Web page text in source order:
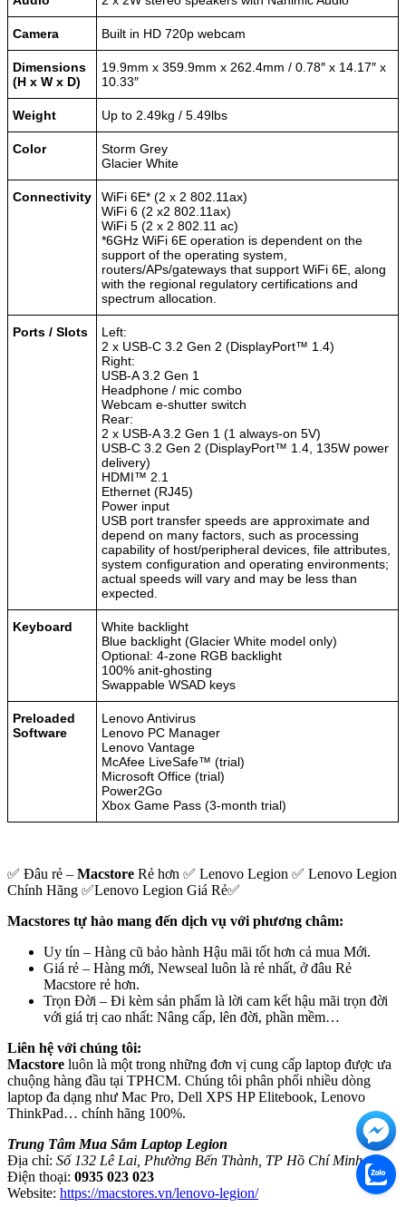
Camera Built in HD 720p webcam
Dimensions
(H x W x D)
19.9mm x 359.9mm x 262.4mm / 0.78″ x 14.17″ x
10.33″
Weight Up to 2.49kg / 5.49lbs
Color
Storm Grey
Glacier White
Connectivity
WiFi 6E* (2 x 2 802.11ax)
WiFi 6 (2 x2 802.11ax)
WiFi 5 (2 x 2 802.11 ac)
*6GHz WiFi 6E operation is dependent on the
support of the operating system,
routers/APs/gateways that support WiFi 6E, along
with the regional regulatory certifications and
spectrum allocation.
Ports / Slots
Left:
2 x USB-C 3.2 Gen 2 (DisplayPort™ 1.4)
Right:
USB-A 3.2 Gen 1
Headphone / mic combo
Webcam e-shutter switch
Rear:
2 x USB-A 3.2 Gen 1 (1 always-on 5V)
USB-C 3.2 Gen 2 (DisplayPort™ 1.4, 135W power
delivery)
HDMI™ 2.1
Ethernet (RJ45)
Power input
USB port transfer speeds are approximate and
depend on many factors, such as processing
capability of host/peripheral devices, file attributes,
system configuration and operating environments;
actual speeds will vary and may be less than
expected.
Keyboard
White backlight
Blue backlight (Glacier White model only)
Optional: 4-zone RGB backlight
100% anit-ghosting
Swappable WSAD keys
Preloaded
Software
Lenovo Antivirus
Lenovo PC Manager
Lenovo Vantage
McAfee LiveSafe™ (trial)
Microsoft Office (trial)
Power2Go
Xbox Game Pass (3-month trial)
✅ Đâu rẻ – Macstore Rẻ hơn ✅ Lenovo Legion ✅ Lenovo Legion
Chính Hãng ✅Lenovo Legion Giá Rẻ✅
Macstores tự hào mang đến dịch vụ với phương châm:
Uy tín – Hàng cũ bảo hành Hậu mãi tốt hơn cả mua Mới.
Giá rẻ – Hàng mới, Newseal luôn là rẻ nhất, ở đâu Rẻ
Macstore rẻ hơn.
Trọn Đời – Đi kèm sản phẩm là lời cam kết hậu mãi trọn đời
với giá trị cao nhất: Nâng cấp, lên đời, phần mềm…
Liên hệ với chúng tôi:
Macstore luôn là một trong những đơn vị cung cấp laptop được ưa
chuộng hàng đầu tại TPHCM. Chúng tôi phân phối nhiều dòng
laptop đa dạng như Mac Pro, Dell XPS HP Elitebook, Lenovo
ThinkPad… chính hãng 100%.
Trung Tâm Mua Sắm Laptop Legion
Địa chỉ: Số 132 Lê Lai, Phường Bến Thành, TP Hồ Chí Minh.
Điện thoại: 0935 023 023
Website: https://macstores.vn/lenovo-legion/